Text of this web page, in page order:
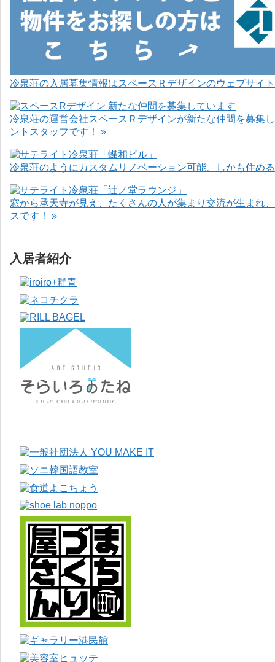
冷泉荘の入居募集情報はスペースＲデザインのウェブサイ
冷泉荘の運営会社スペースＲデザインが新たな仲間を募集
ントスタッフです！ »
冷泉荘のようにカスタムリノベーション可能、しかも住め
窓から承天寺が見え、たくさんの人が集まり交流が生まれ
スです！ »
入居者紹介